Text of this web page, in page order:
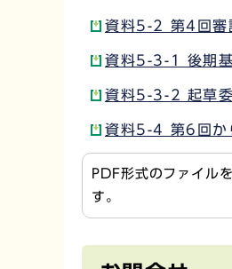
資料5-2 第4回審
資料5-3-1 後期
資料5-3-2 起草
資料5-4 第6回か
PDF形式のファイル
す。